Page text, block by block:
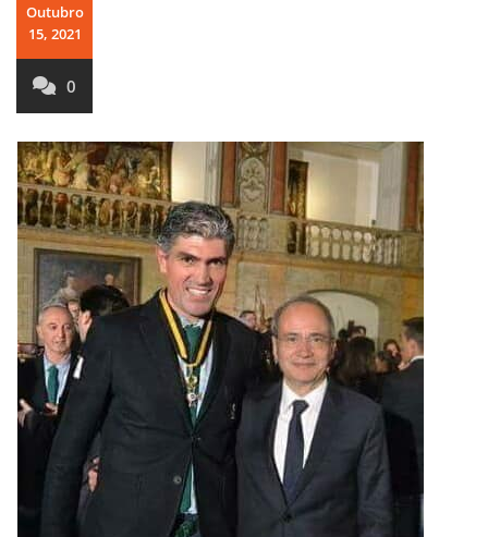
Outubro
15, 2021
0